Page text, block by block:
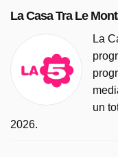
La Casa Tra Le
La
un
2026.